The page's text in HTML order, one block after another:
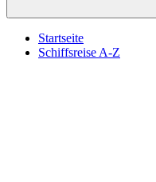
Startseite
Schiffsreise A-Z